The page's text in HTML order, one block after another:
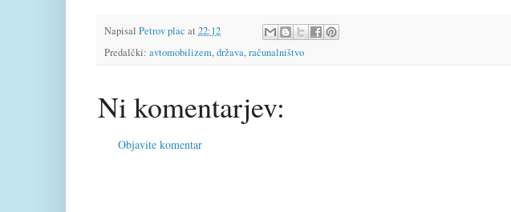
Napisal Petrov plac at 22:12
Predalčki: avtomobilizem,država,računalništvo
Ni komentarjev:
Objavite komentar